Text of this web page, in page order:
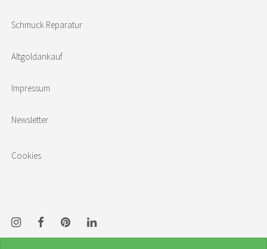
Schmuck Reparatur
Altgoldankauf
Impressum
Newsletter
Cookies